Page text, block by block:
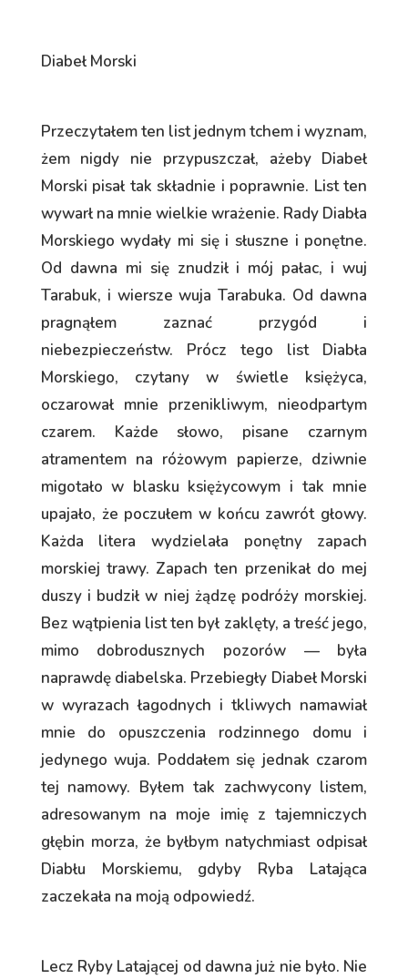
Diabeł Morski
Przeczytałem ten list jednym tchem i wyznam,
żem nigdy nie przypuszczał, ażeby Diabeł
Morski pisał tak składnie i poprawnie. List ten
wywarł na mnie wielkie wrażenie. Rady Diabła
Morskiego wydały mi się i słuszne i ponętne.
Od dawna mi się znudził i mój pałac, i wuj
Tarabuk, i wiersze wuja Tarabuka. Od dawna
pragnąłem zaznać przygód i
niebezpieczeństw. Prócz tego list Diabła
Morskiego, czytany w świetle księżyca,
oczarował mnie przenikliwym, nieodpartym
czarem. Każde słowo, pisane czarnym
atramentem na różowym papierze, dziwnie
migotało w blasku księżycowym i tak mnie
upajało, że poczułem w końcu zawrót głowy.
Każda litera wydzielała ponętny zapach
morskiej trawy. Zapach ten przenikał do mej
duszy i budził w niej żądzę podróży morskiej.
Bez wątpienia list ten był zaklęty, a treść jego,
mimo dobrodusznych pozorów — była
naprawdę diabelska. Przebiegły Diabeł Morski
w wyrazach łagodnych i tkliwych namawiał
mnie do opuszczenia rodzinnego domu i
jedynego wuja. Poddałem się jednak czarom
tej namowy. Byłem tak zachwycony listem,
adresowanym na moje imię z tajemniczych
głębin morza, że byłbym natychmiast odpisał
Diabłu Morskiemu, gdyby Ryba Latająca
zaczekała na moją odpowiedź.
Lecz Ryby Latającej od dawna już nie było. Nie